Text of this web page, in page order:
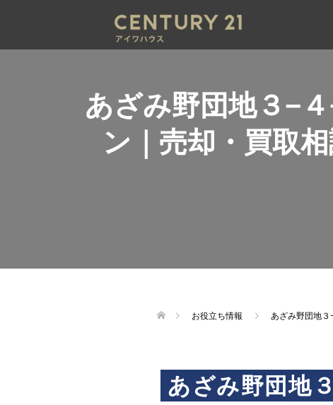
あざみ野団地３−
ン｜売却・買取
お役立ち情報 あざみ野団地
買
あざみ野団地